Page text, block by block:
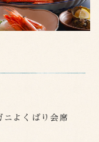
ニよくばり会席